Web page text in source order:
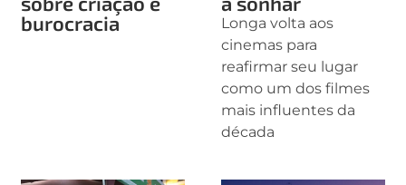
burocracia
Longa volta aos
cinemas para
reafirmar seu lugar
como um dos filmes
mais influentes da
década